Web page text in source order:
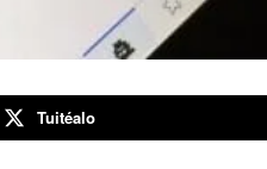
Tuitéalo